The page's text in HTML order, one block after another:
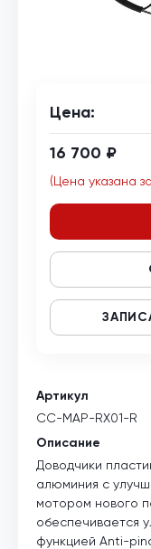
Артикул
CC-MAP-RX01-R
Описание
Доводчики
алюминия с
мотором нового
обеспечивается
функцией Anti-
Цена:
16 700 ₽
(Цена указана